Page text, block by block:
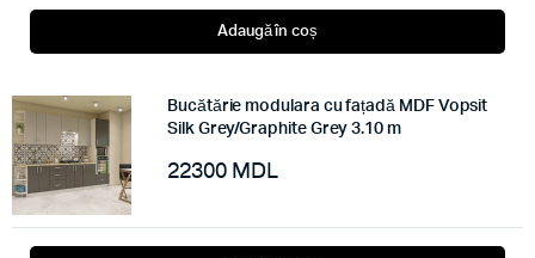
Adaugă în coș
Bucătărie modulara cu fațadă MDF Vopsit
Silk Grey/Graphite Grey 3.10 m
22300 MDL